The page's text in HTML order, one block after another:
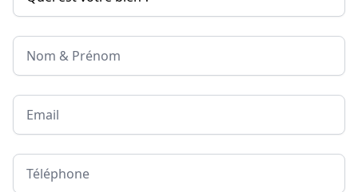
Nom & Prénom
Email
Téléphone